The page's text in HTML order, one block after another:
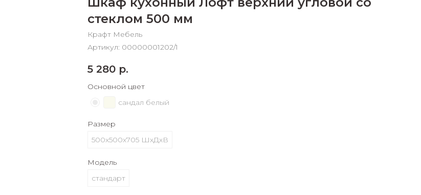
стеклом 500 мм
Крафт Мебель
Артикул: 00000001202/1
5 280 р.
Основной цвет
сандал белый
Размер
500х500х705 ШхДхВ
Модель
стандарт
в корзину
Оплачивайте сегодня только